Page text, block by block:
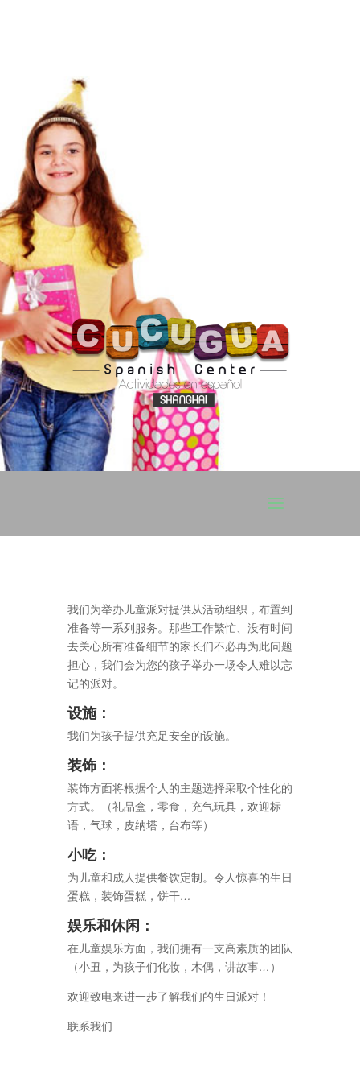
我们为举办儿童派对提供从活动组织，布置到
准备等一系列服务。那些工作繁忙、没有时间
去关心所有准备细节的家长们不必再为此问题
担心，我们会为您的孩子举办一场令人难以忘
记的派对。
设施：
我们为孩子提供充足安全的设施。
装饰：
装饰方面将根据个人的主题选择采取个性化的
方式。（礼品盒，零食，充气玩具，欢迎标
语，气球，皮纳塔，台布等）
小吃：
为儿童和成人提供餐饮定制。令人惊喜的生日
蛋糕，装饰蛋糕，饼干…
娱乐和休闲：
在儿童娱乐方面，我们拥有一支高素质的团队
（小丑，为孩子们化妆，木偶，讲故事… ）
欢迎致电来进一步了解我们的生日派对！
联系我们